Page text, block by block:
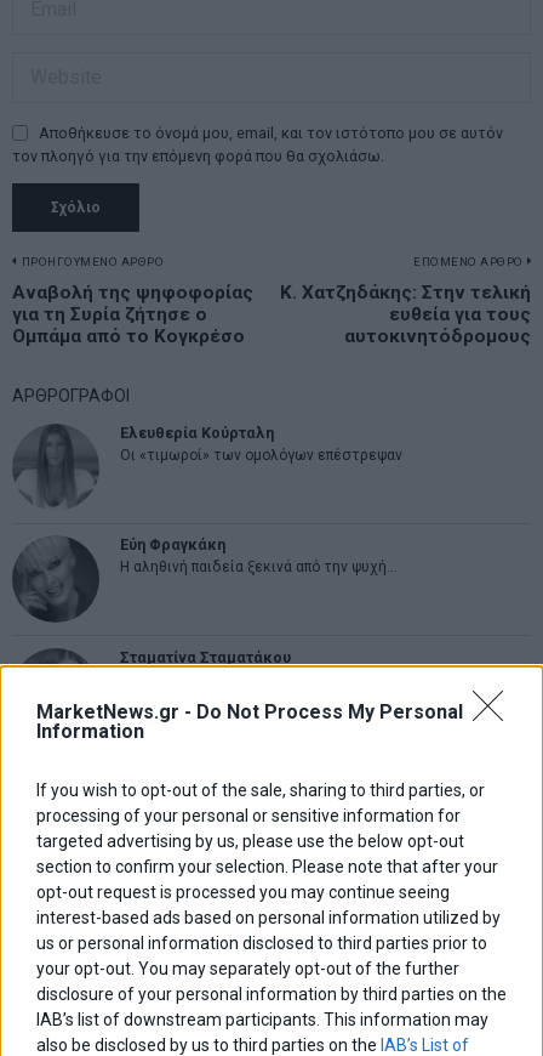
MarketNews.gr - Do Not Process My Personal
Information
If you wish to opt-out of the sale, sharing to third parties, or
processing of your personal or sensitive information for
targeted advertising by us, please use the below opt-out
section to confirm your selection. Please note that after your
opt-out request is processed you may continue seeing
interest-based ads based on personal information utilized by
us or personal information disclosed to third parties prior to
your opt-out. You may separately opt-out of the further
disclosure of your personal information by third parties on the
IAB’s list of downstream participants. This information may
also be disclosed by us to third parties on the IAB’s List of
Αποθήκευσε το όνομά μου, email, και τον ιστότοπο μου σε αυτόν
τον πλοηγό για την επόμενη φορά που θα σχολιάσω.
Πλοήγηση
άρθρων
ΠΡΟΗΓΟΥΜΕΝΟ ΑΡΘΡΟ
Previous
post:
Αναβολή της ψηφοφορίας
για τη Συρία ζήτησε ο
Ομπάμα από το Κογκρέσο
ΕΠΟΜΕΝΟ ΑΡΘΡΟ
K. Χατζηδάκης: Στην τελική
ευθεία για τους
αυτοκινητόδρομους
ΑΡΘΡΟΓΡΑΦΟΙ
Ελευθερία Κούρταλη
Οι «τιμωροί» των ομολόγων επέστρεψαν
Εύη Φραγκάκη
Η αληθινή παιδεία ξεκινά από την ψυχή…
Σταματίνα Σταματάκου
Από την αποθέωση στην καταγγελία: Η Ελλάδα πάντα
ψάχνει τον επόμενο Μεσσία
Νικόλαος Φουρτζής
MIT Sloan: Οι AI-driven επιχειρήσεις διαμορφώνουν το νέο
μοντέλο επιχειρηματικότητας
Θανάσης Κρητικός
Στις 11/12 το πρώτο ευρωπαϊκό ντέρμπι «αιωνίων»